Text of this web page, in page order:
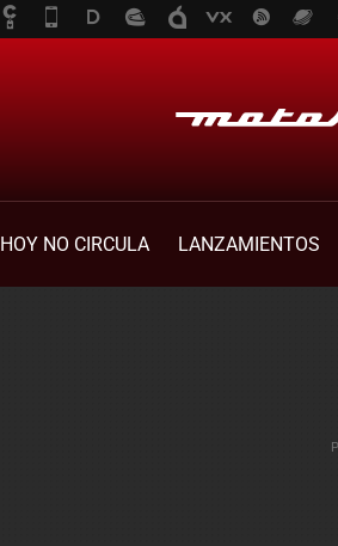
HOY NO CIRCULA LANZAMIENTOS